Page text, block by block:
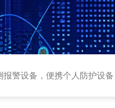
报警设备，便携个人防护设